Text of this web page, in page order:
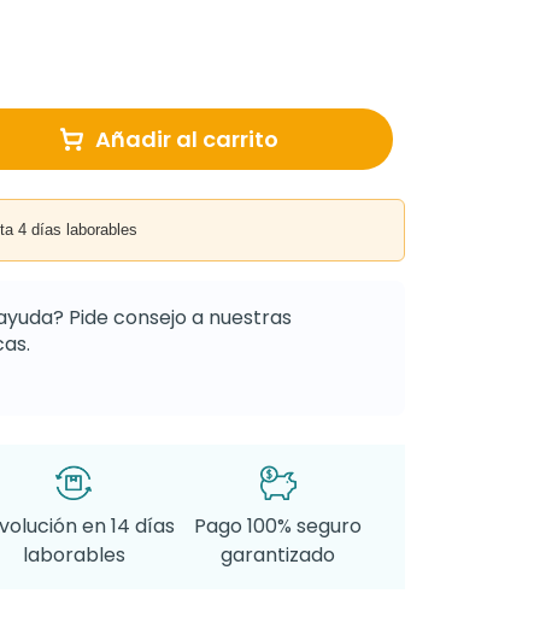
Añadir al carrito
4 días laborables
Pide consejo a nuestras
en 14 días
laborables
Pago 100% seguro
garantizado